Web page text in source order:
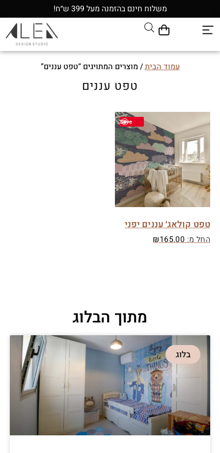
משלוח חינם בהזמנה מעל 399 ש״ח!
עמוד הבית/ מוצרים המתויגים “טפט עננים”
טפט עננים
טפט קולאג׳ עננים יפני
החל מ: ₪165.00
מתוך הבלוג
בלוג
Save